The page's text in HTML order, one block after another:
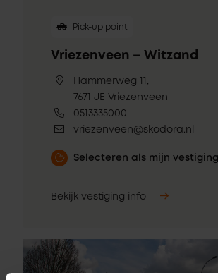
Pick-up point
Vriezenveen – Witzand
Hammerweg 11,
7671 JE Vriezenveen
0513335000
vriezenveen@skodora.nl
Selecteren als mijn vestiging
Bekijk vestiging info